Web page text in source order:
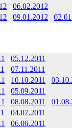
06.02.2012
09.01.2012
05.12.2011
07.11.2011
10.10.2011
05.09.2011
08.08.2011
04.07.2011
06.06.2011